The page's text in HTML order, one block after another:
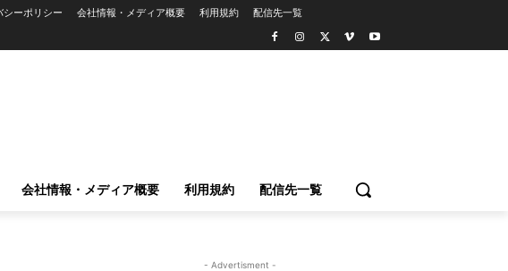
シーポリシー 会社情報・メディア概要 利用規約 配信先一覧
会社情報・メディア概要 利用規約 配信先一覧
- Advertisment -